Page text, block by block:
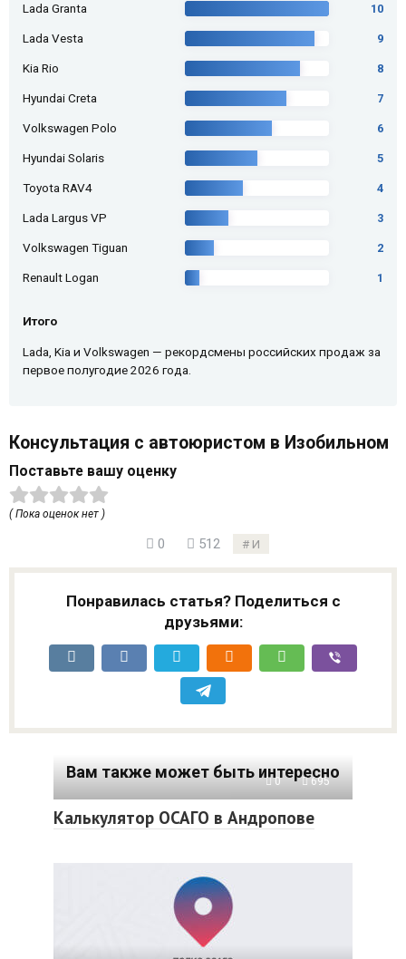
Lada Granta 10
Lada Vesta 9
Kia Rio 8
Hyundai Creta 7
Volkswagen Polo 6
Hyundai Solaris 5
Toyota RAV4 4
Lada Largus VP 3
Volkswagen Tiguan 2
Renault Logan 1
Итого
Lada, Kia и Volkswagen — рекордсмены российских продаж за
первое полугодие 2026 года.
Консультация с автоюристом в Изобильном
Поставьте вашу оценку
( Пока оценок нет )
0 512 И
Понравилась статья? Поделиться с
друзьями:
Вам также может быть интересно
0 695
Калькулятор ОСАГО в Андропове